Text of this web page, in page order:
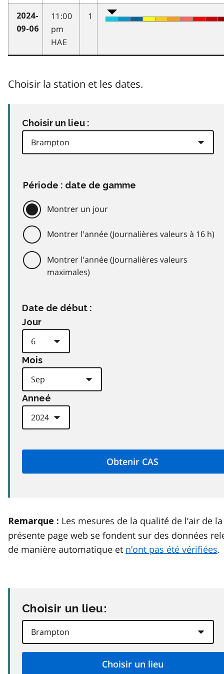
2024-
09-06
11:00
pm
HAE
1
Choisir la station et les dates.
Choisir un lieu :
Période : date de gamme
Montrer un jour
Montrer l'année (Journalières valeurs à 16 h)
Montrer l'année (Journalières valeurs
maximales)
Date de début :
Jour
Mois
Anneé
Remarque : Les mesures de la qualité de l’air de la
présente page web se fondent sur des données
de manière automatique et n’ont pas été vérifiées.
Choisir un lieu: